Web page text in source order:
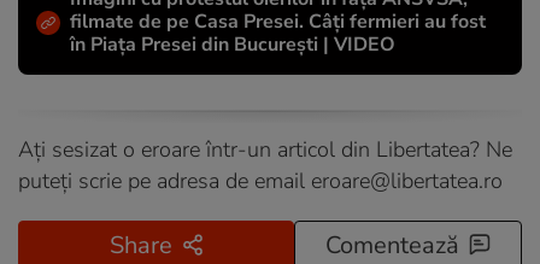
filmate de pe Casa Presei. Câți fermieri au fost
în Piața Presei din București | VIDEO
Ați sesizat o eroare într-un articol din Libertatea? Ne
puteți scrie pe adresa de email eroare@libertatea.ro
Share Comentează